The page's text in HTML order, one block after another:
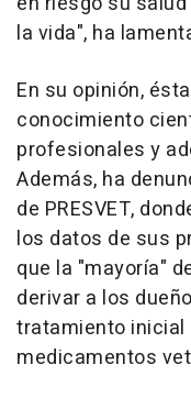
la vida", ha
En su opinión,
conocimiento
profesionales y
Además, ha
de PRESVET,
los datos de sus
que la "mayoría"
derivar a los
tratamiento inicial
medicamentos